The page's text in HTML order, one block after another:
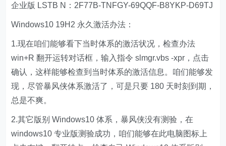
企业版 LSTB N：2F77B-TNFGY-69QQF-B8YKP-D69TJ
Windows10 19H2 永久激活办法：
1.现在咱们能够看下当时体系的激活状况，检查办法
win+R 翻开运转对话框，输入指令 slmgr.vbs -xpr，点击
确认，这样能够检查到当时体系的激活信息。咱们能够发
现，尽管暴风侠体系激活了，可是只要 180 天时刻到期，
总是不爽。
2.其它版别 Windows10 体系，暴风侠没有测验，在
windows10 专业版测验成功，咱们能够在此电脑图标上